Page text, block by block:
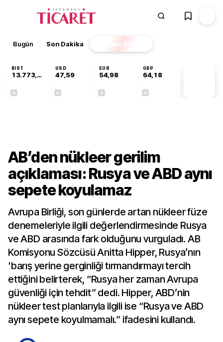
Bugün Son Dakika Finans EKSTRA
BIST
13.773,24
USD
47,59
EUR
54,98
GBP
64,18
AB’den nükleer gerilim
açıklaması: Rusya ve ABD aynı
sepete koyulamaz
Avrupa Birliği, son günlerde artan nükleer füze
denemeleriyle ilgili değerlendirmesinde Rusya
ve ABD arasında fark olduğunu vurguladı. AB
Komisyonu Sözcüsü Anitta Hipper, Rusya’nın
'barış yerine gerginliği tırmandırmayı tercih
ettiğini belirterek, “Rusya her zaman Avrupa
güvenliği için tehdit” dedi. Hipper, ABD’nin
nükleer test planlarıyla ilgili ise “Rusya ve ABD
aynı sepete koyulmamalı.” ifadesini kullandı.